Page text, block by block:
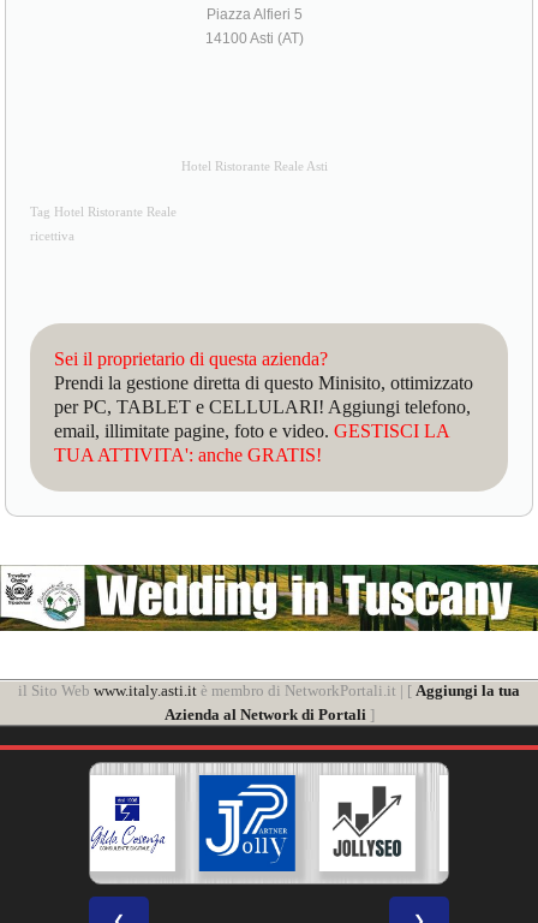
Piazza Alfieri 5
14100 Asti (AT)
Hotel Ristorante Reale Asti
Tag Hotel Ristorante Reale
ricettiva
Sei il proprietario di questa azienda?
Prendi la gestione diretta di questo Minisito, ottimizzato
per PC, TABLET e CELLULARI! Aggiungi telefono,
email, illimitate pagine, foto e video.GESTISCI LA
TUA ATTIVITA': anche GRATIS!
il Sito Web www.italy.asti.it è membro di NetworkPortali.it | [ Aggiungi la tua
Azienda al Network di Portali]